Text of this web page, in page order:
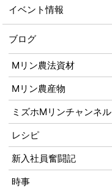
イベント情報
ブログ
Mリン農法資材
Mリン農産物
ミズホMリンチャンネル
レシピ
新入社員奮闘記
時事